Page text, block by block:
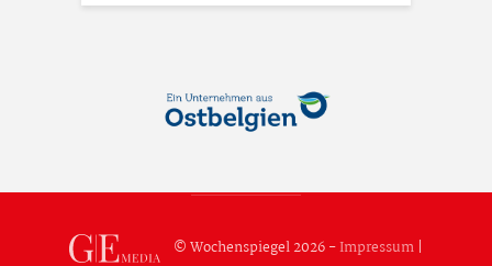
© Wochenspiegel 2026 -Impressum|